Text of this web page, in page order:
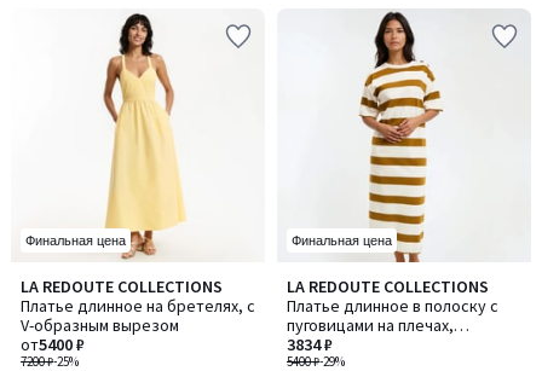
Финальная цена
LA REDOUTE COLLECTIONS
Платье длинное на бретелях, с
V-образным вырезом
7200 ₽-25%
от5400 ₽
3,4
/ 5
Количество
цветов:
2
Финальная цена
LA REDOUTE COLLECTIONS
Платье длинное в полоску с
пуговицами на плечах,
короткими рукавами
5400 ₽-29%
3834 ₽
4,9
/ 5
Количество
цветов:
2